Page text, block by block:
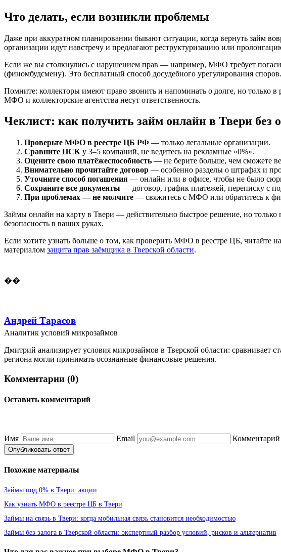
Что делать, если возникли проблемы
Даже при аккуратном планировании бывают ситуации, когда вернуть займ
организации идут навстречу и предлагают реструктуризацию или
Если же вы столкнулись с нарушением прав — например, МФО требует
(финомбудсмену). Это бесплатный способ досудебного урегулирования
Помните: коллекторы имеют право звонить и напоминать о долге, но только
МФО и коллекторские агентства несут ответственность.
Чеклист: как получить займ онлайн в Твери без
Проверьте МФО в реестре ЦБ РФ — только легальные организации.
Сравните ПСК у 3–5 компаний, не ведитесь на рекламные «0%».
Оцените свою платёжеспособность — не берите больше, чем сможете
Внимательно прочитайте договор — особенно разделы о штрафах и
Уточните способ погашения — онлайн или в офисе, чтобы не было
Сохраните все документы — договор, график платежей, переписку с
При проблемах — не молчите — свяжитесь с МФО или обратитесь к
Займы онлайн на карту в Твери — действительно быстрое решение, но
безопасность в ваших руках.
Если хотите узнать больше о том, как проверить МФО в реестре ЦБ, читайте
материалом защита прав заёмщика в Тверской области.
��
Андрей Тарасов
Аналитик условий микрозаймов
Дмитрий анализирует условия микрозаймов в Тверской области:
региона могли принимать осознанные финансовые решения.
Комментарии (0)
Оставить комментарий
Имя Email Комментарий
Опубликовать ответ
Похожие материалы
Займы под 0% в Твери: акции
Как узнать МФО в реестре ЦБ в Твери
Займы на связь в Твери: когда мобильная связь становится необходимостью
Займы без залога в Тверской области: экспертный разбор условий, рисков и альтернатив